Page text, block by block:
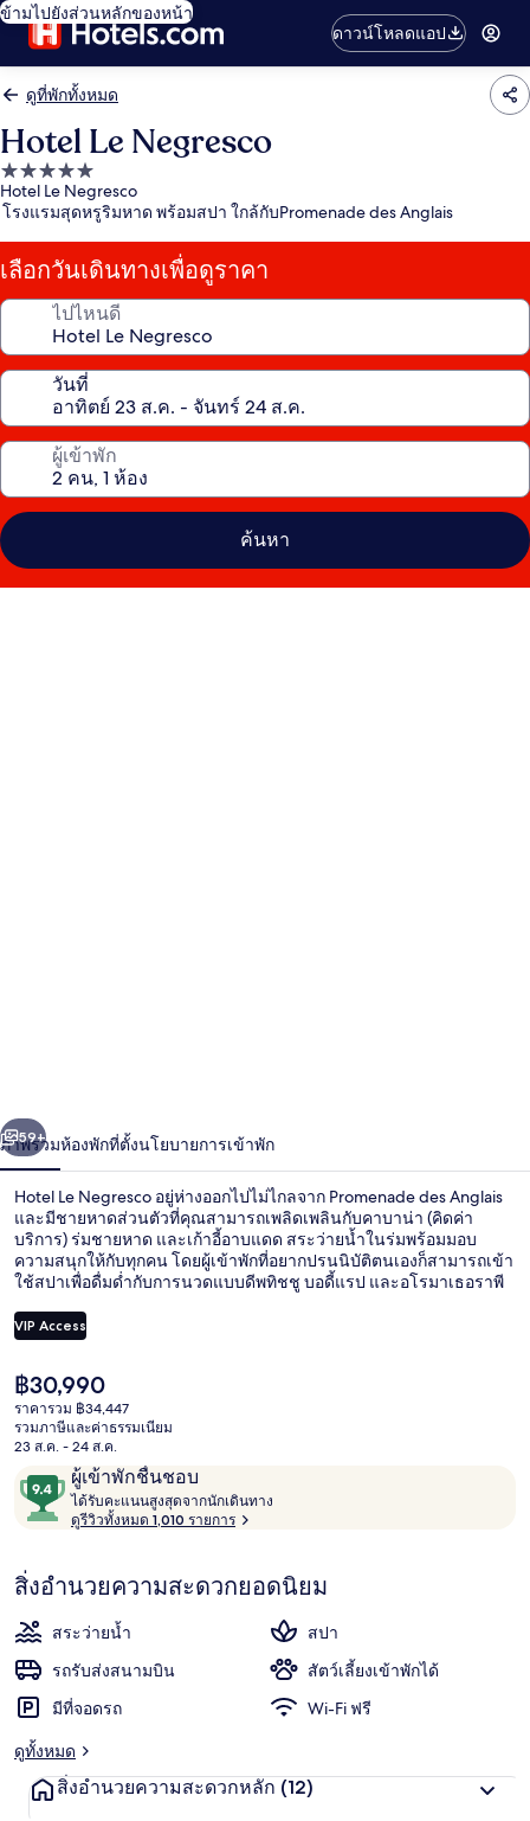
ข้ามไปยังส่วนหลักของหน้า
ดาวน์โหลดแอป
ดูที่พักทั้งหมด
Hotel Le Negresco
ที่พัก
5.0
Hotel Le Negresco
โรงแรมสุดหรูริมหาด พร้อมสปา ใกล้กับPromenade des Anglais
เลือกวันเดินทางเพื่อดูราคา
ไปไหนดี
วันที่
ผู้เข้าพัก
ค้นหา
า
ถัดไป
59+
ภาพรวมห้องพักที่ตั้งนโยบายการเข้าพัก
Hotel Le Negresco อยู่ห่างออกไปไม่ไกลจาก Promenade des Anglais
และมีชายหาดส่วนตัวที่คุณสามารถเพลิดเพลินกับคาบาน่า (คิดค่า
บริการ) ร่มชายหาด และเก้าอี้อาบแดด สระว่ายน้ำในร่มพร้อมมอบ
ความสนุกให้กับทุกคน โดยผู้เข้าพักที่อยากปรนนิบัติตนเองก็สามารถเข้า
ใช้สปาเพื่อดื่มด่ำกับการนวดแบบดีพทิชชู บอดี้แรป และอโรมาเธอราพี
อาหารเย็น ไฮไลท์เพิ่มเติมในโรงแรมสุดหรูแห่งนี้ ได้แก่ บาร์/เลานจ์
ฟิตเนส และลานระเบียง นักเดินทางต่างชื่นชอบพนักงานและสภาพที่พัก
และ 14 นาทีถึง สถานี Massena Tramway
VIP Access
ราคา
ปัจจุบัน
฿30,990
฿30,990
ราคารวม ฿34,447
รวมภาษีและค่าธรรมเนียม
23 ส.ค. - 24 ส.ค.
รีวิว ผู้เข้าพักชื่นชอบ
9.4
จาก
10,
เข้า
ชอบ
ได้รับคะแนนสูงสุดจากนักเดินทาง
ค
แ
น
น
ง
จ
า
ดูรีวิวทั้งหมด 1,010 รายการ
สิ่งอำนวยความสะดวกยอดนิยม
สระว่ายน้ำ
สปา
รถรับส่งสนามบิน
สัตว์เลี้ยงเข้าพักได้
มีที่จอดรถ
Wi-Fi ฟรี
ดูทั้งหมด
สิ่งอำนวยความสะดวกหลัก (12)